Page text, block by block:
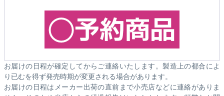
お届けの日程が確定してからご連絡いたします。製造上の都合によ
り已むを得ず発売時期が変更される場合があります。
お届けの日程はメーカー出荷の直前まで小売店などに連絡がありま